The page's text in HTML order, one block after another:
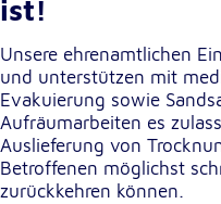
ist!
Unsere ehrenamtlichen
und unterstützen mit
Evakuierung sowie
Aufräumarbeiten es
Auslieferung von
Betroffenen möglichst
zurückkehren können.